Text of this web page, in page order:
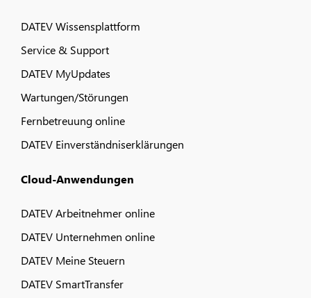
DATEV Wissensplattform
Service & Support
DATEV MyUpdates
Wartungen/Störungen
Fernbetreuung online
DATEV Einverständniserklärungen
Cloud-Anwendungen
DATEV Arbeitnehmer online
DATEV Unternehmen online
DATEV Meine Steuern
DATEV SmartTransfer